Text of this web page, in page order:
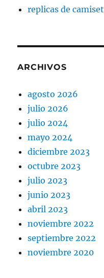
replicas de
ARCHIVOS
agosto 2026
julio 2026
julio 2024
mayo 2024
diciembre 2023
octubre 2023
julio 2023
junio 2023
abril 2023
noviembre 2022
septiembre 2022
noviembre 2020